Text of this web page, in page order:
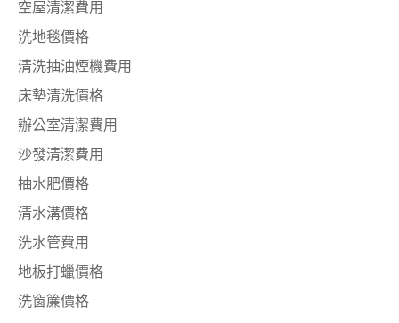
空屋清潔費用
洗地毯價格
清洗抽油煙機費用
床墊清洗價格
辦公室清潔費用
沙發清潔費用
抽水肥價格
清水溝價格
洗水管費用
地板打蠟價格
洗窗簾價格